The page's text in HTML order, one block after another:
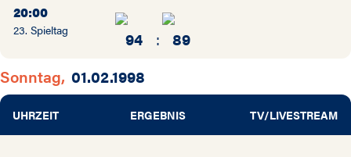
20:00
23. Spieltag 94 : 89
Sonntag, 01.02.1998
UHRZEIT ERGEBNIS TV/LIVESTREAM